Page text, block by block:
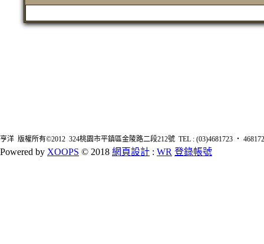
亨洋 版權所有©2012 324桃園市平鎮區金陵路二段212號 TEL : (03)4681723 ‧
Powered by XOOPS © 2018 網頁設計 : WR 登錄帳號